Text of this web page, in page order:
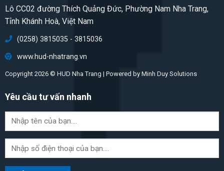
Lô CC02 đường Thích Quảng Đức, Phường Nam Nha Trang,
Tỉnh Khánh Hoà, Việt Nam
(0258) 3815035 - 3815036
www.hud-nhatrang.vn
Copyright 2026 © HUD Nha Trang | Powered by Minh Duy Solutions
Yêu cầu tư vấn nhanh